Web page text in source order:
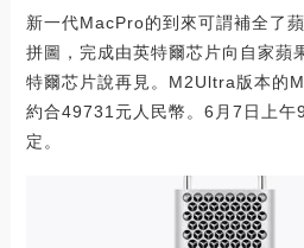
新一代MacPro的到來可謂補全了
拼圖，完成由英特爾芯片向自家蘋
特爾芯片說再見。M2Ultra版本的
約合49731元人民幣。6月7日上午
定。